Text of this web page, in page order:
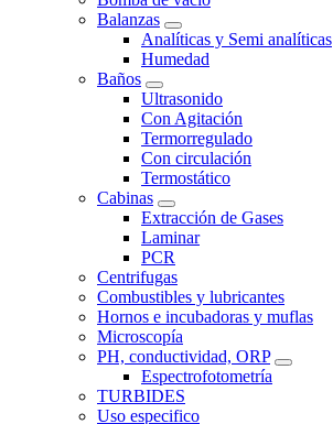
Balanzas
Analíticas y Semi analíticas
Humedad
Baños
Ultrasonido
Con Agitación
Termorregulado
Con circulación
Termostático
Cabinas
Extracción de Gases
Laminar
PCR
Centrifugas
Combustibles y lubricantes
Hornos e incubadoras y muflas
Microscopía
PH, conductividad, ORP
Espectrofotometría
TURBIDES
Uso especifico